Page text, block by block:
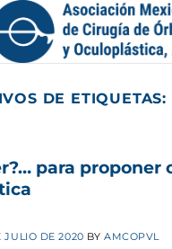
DE ETIQUETAS:
para proponer
JULIO DE 2020 BY AMCOPVL